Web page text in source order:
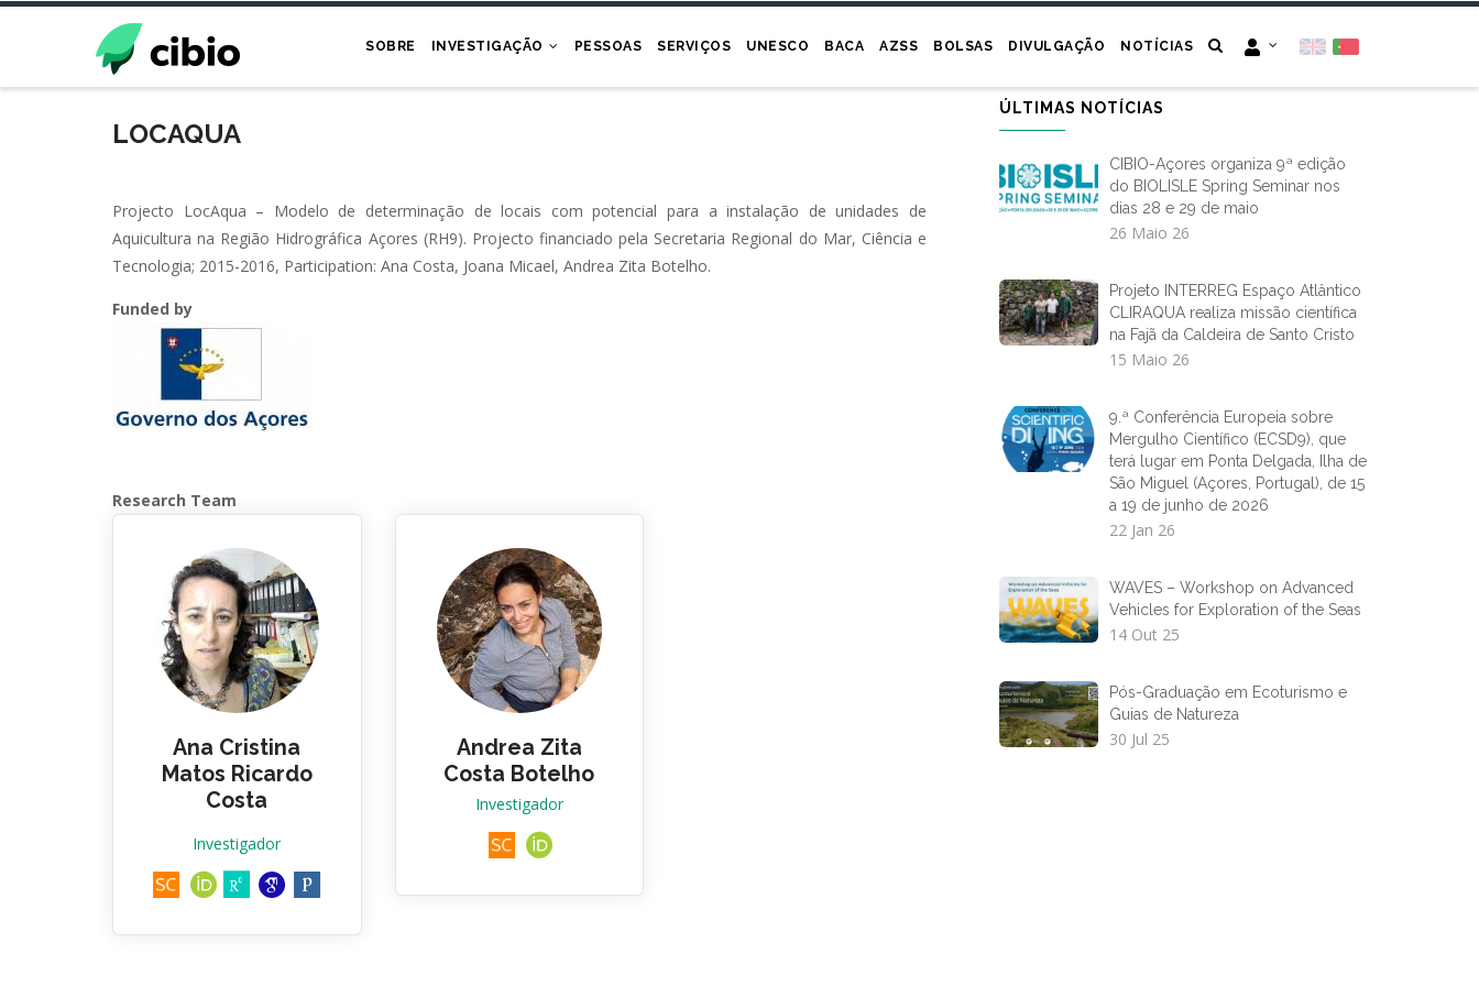
Passar
conteúdo
SOBRE INVESTIGAÇÃO PESSOAS SERVIÇOS UNESCO BACA AZSS BOLSAS DIVULGAÇÃO NOTÍCIAS
LOCAQUA
Projecto LocAqua – Modelo de determinação de locais com potencial para a instalação de unidades de
Aquicultura na Região Hidrográfica Açores (RH9). Projecto financiado pela Secretaria Regional do Mar, Ciência e
Tecnologia; 2015-2016, Participation: Ana Costa, Joana Micael, Andrea Zita Botelho.
Funded by
Research Team
Ana Cristina
Matos Ricardo
Costa
Investigador
Andrea Zita
Costa Botelho
Investigador
ÚLTIMAS NOTÍCIAS
CIBIO-Açores organiza 9ª edição
do BIOLISLE Spring Seminar nos
dias 28 e 29 de maio
26 Maio 26
Projeto INTERREG Espaço Atlântico
CLIRAQUA realiza missão científica
na Fajã da Caldeira de Santo Cristo
15 Maio 26
9.ª Conferência Europeia sobre
Mergulho Científico (ECSD9), que
terá lugar em Ponta Delgada, Ilha de
São Miguel (Açores, Portugal), de 15
a 19 de junho de 2026
22 Jan 26
WAVES – Workshop on Advanced
Vehicles for Exploration of the Seas
14 Out 25
Pós-Graduação em Ecoturismo e
Guias de Natureza
30 Jul 25